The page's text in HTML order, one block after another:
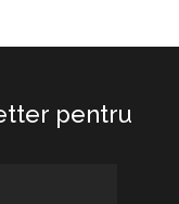
pentru